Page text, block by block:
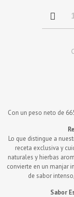
Chupadeos
665g
Con un peso neto de
Lo que distingue a
receta exclusiva y
naturales y hierbas
convierte en un manjar
de sabor
Sabor